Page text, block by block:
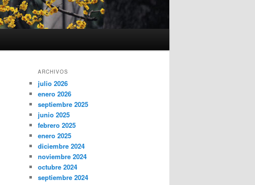
ARCHIVOS
julio 2026
enero 2026
septiembre 2025
junio 2025
febrero 2025
enero 2025
diciembre 2024
noviembre 2024
octubre 2024
septiembre 2024